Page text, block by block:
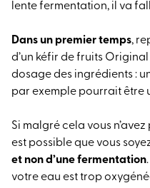
lente fermentation, il va
Dans un premier temps,
d’un kéfir de fruits
dosage des ingrédients :
par exemple pourrait être
Si malgré cela vous
est possible que vous
et non d’une fermentation
votre eau est trop